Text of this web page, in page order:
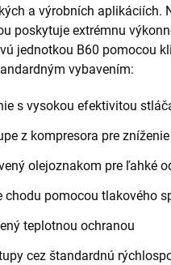
a výrobních aplikáciích.
poskytuje extrémnu
jednotkou B60 pomocou
vybavením:
s vysokou efektivitou
z kompresora pre
olejoznakom pre ľahké
chodu pomocou tlakového
teplotnou ochranou
cez štandardnú